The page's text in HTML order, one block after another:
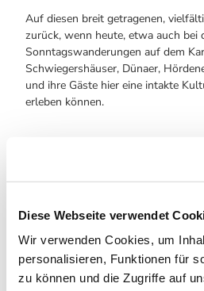
Diese Webseite verwendet
Wir verwenden Cookies, um
personalisieren, Funktionen für
zu können und die Zugriffe auf
Auf diesen breit getragenen,
zurück, wenn heute, etwa auch bei
Sonntagswanderungen auf dem
Schwiegershäuser, Dünaer,
und ihre Gäste hier eine intakte
erleben können.
Gut zu wissen